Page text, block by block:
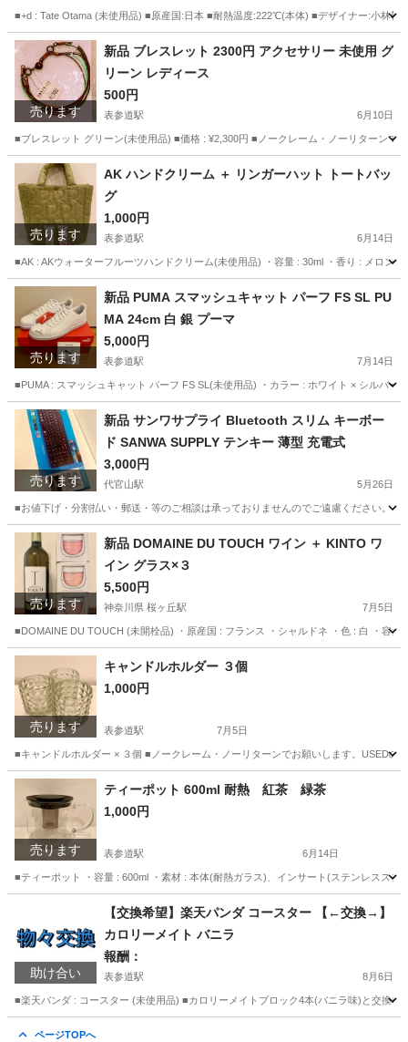
■+d : Tate Otama (未使用品) ■原産国:日本 ■耐熱温度:222℃(本体) ■デザイナー:小林
東京 渋谷区 表参道駅 調理器具 ティファール
売ります
新品 ブレスレット 2300円 アクセサリー 未使用 グ
リーン レディース
500円
表参道駅 6月10日
■ブレスレット グリーン(未使用品) ■価格 : ¥2,300円 ■ノークレーム・ノーリターンで
東京 渋谷区 アクセサリー グリーン
売ります
AK ハンドクリーム ＋ リンガーハット トートバッ
グ
1,000円
表参道駅 6月14日
■AK : AKウォーターフルーツハンドクリーム(未使用品) ・容量 : 30ml ・香り : メロン
東京 渋谷区 表参道駅 コスメ/ヘルスケア グリーン
売ります
新品 PUMA スマッシュキャット パーフ FS SL PU
MA 24cm 白 銀 プーマ
5,000円
表参道駅 7月14日
■PUMA : スマッシュキャット パーフ FS SL(未使用品) ・カラー : ホワイト × シルバ
東京 渋谷区 表参道駅 靴 PUMA
売ります
新品 サンワサプライ Bluetooth スリム キーボー
ド SANWA SUPPLY テンキー 薄型 充電式
3,000円
代官山駅 5月26日
■お値下げ・分割払い・郵送・等のご相談は承っておりませんのでご遠慮ください。
東京 渋谷区 代官山駅
売ります
新品 DOMAINE DU TOUCH ワイン ＋ KINTO ワ
イン グラス×３
5,500円
神奈川県 桜ヶ丘駅 7月5日
■DOMAINE DU TOUCH (未開栓品) ・原産国 : フランス ・シャルドネ ・色 : 白 ・容
神奈川 大和市 桜ヶ丘駅 食器 グラス
売ります
キャンドルホルダー ３個
1,000円
表参道駅 7月5日
■キャンドルホルダー × ３個 ■ノークレーム・ノーリターンでお願いします。USED
東京 渋谷区 表参道駅 ビンディング
売ります
ティーポット 600ml 耐熱 紅茶 緑茶
1,000円
表参道駅 6月14日
■ティーポット ・容量 : 600ml ・素材 : 本体(耐熱ガラス)、インサート(ステンレスス
表参道駅 調理器具 神奈川 大和市
高座渋谷駅 調理器具 かりんとう
助け合い
【交換希望】楽天パンダ コースター 【←交換→】
カロリーメイト バニラ
報酬：
表参道駅 8月6日
■楽天パンダ : コースター (未使用品) ■カロリーメイトブロック4本(バニラ味)と交換
ページTOPへ